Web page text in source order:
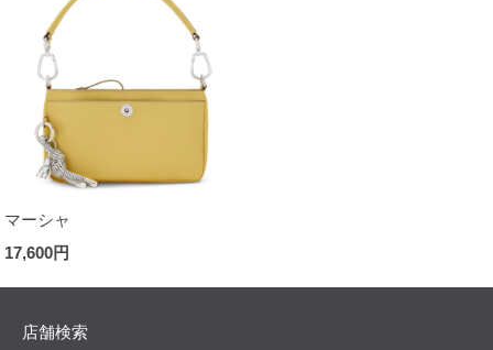
マーシャ
17,600円
店舗検索